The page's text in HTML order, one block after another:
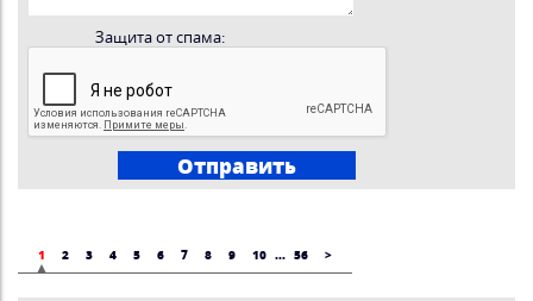
Защита от спама:
1 2 3 4 5 6 7 8 9 10 ... 56 >